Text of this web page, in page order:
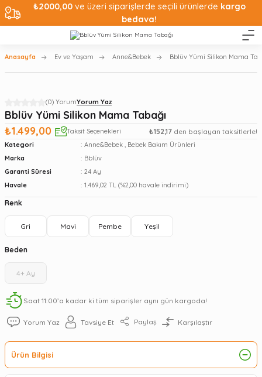
₺2000,00ve üzeri siparişlerde seçili ürünlerde kargo
bedava!
Anasayfa Ev ve Yaşam Anne&Bebek Bblüv Yümi Silikon Mama
(0) YorumYorum Yaz
Bblüv Yümi Silikon Mama Tabağı
₺1.499,00
Taksit Seçenekleri ₺152,17 den başlayan taksitlerle!
Kategori Anne&Bebek , Bebek Bakım Ürünleri
Marka
Bblüv
Garanti Süresi
24 Ay
Havale
1.469,02 TL (%2,00 havale indirimi)
Renk
Gri Mavi Pembe Yeşil
Beden
4+ Ay
Saat 11:00’a kadar ki tüm siparişler aynı gün kargoda!
Yorum Yaz Tavsiye Et Paylaş Karşılaştır
Ürün Bilgisi